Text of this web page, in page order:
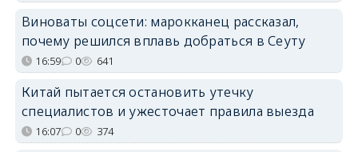
Виноваты соцсети: марокканец рассказал,
почему решился вплавь добраться в Сеуту
16:59 0 641
Китай пытается остановить утечку
специалистов и ужесточает правила выезда
16:07 0 374